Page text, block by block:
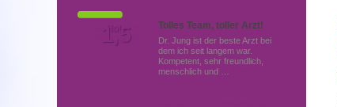
Tolles Team, toller Arzt!
Dr. Jung ist der beste Arzt bei
dem ich seit langem war.
Kompetent, sehr freundlich,
menschlich und …
Von Patienten
bewertet mit
Note
1,5